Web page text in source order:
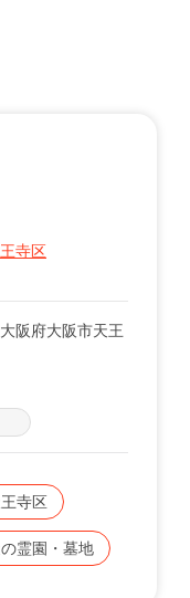
寺区
阪府大阪市天王
少な新規墓地で
アフリー設計で
教の方もご利用
寺区
霊園・墓地